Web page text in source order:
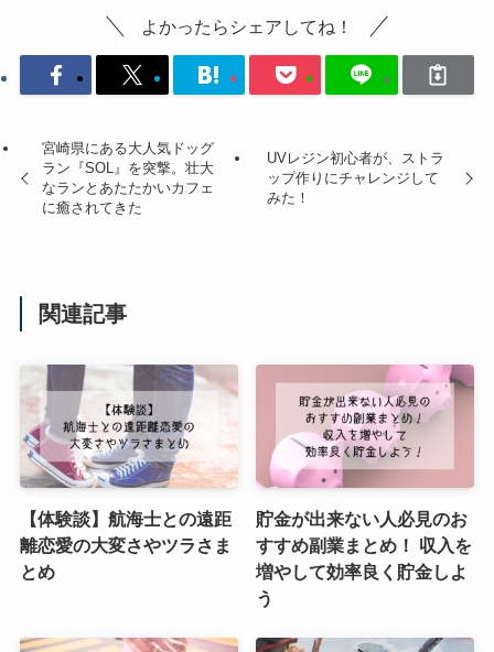
よかったらシェアしてね！
宮崎県にある大人気ドッグ
ラン『SOL』を突撃。壮大
なランとあたたかいカフェ
に癒されてきた
UVレジン初心者が、ストラ
ップ作りにチャレンジして
みた！
関連記事
【体験談】航海士との遠距
離恋愛の大変さやツラさま
とめ
貯金が出来ない人必見のお
すすめ副業まとめ！ 収入を
増やして効率良く貯金しよ
う